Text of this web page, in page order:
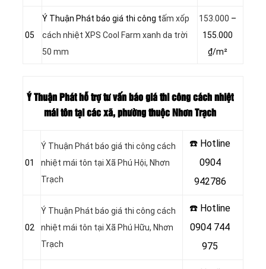
05
Ý Thuận Phát báo giá thi công tấm xốp
cách nhiệt XPS Cool Farm xanh da trời
50 mm
153.000 –
155.000
₫/m²
Ý Thuận Phát hỗ trợ tư vấn báo giá thi công cách nhiệt
mái tôn tại các xã, phường thuộc Nhơn Trạch
01
Ý Thuận Phát báo giá thi công cách
nhiệt mái tôn tại Xã Phú Hội, Nhơn
Trạch
☎️ Hotline
0904
942786
02
Ý Thuận Phát báo giá thi công cách
nhiệt mái tôn tại Xã Phú Hữu, Nhơn
Trạch
☎️ Hotline
0904 744
975